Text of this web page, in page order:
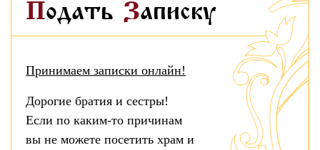
Подать Записку
Принимаем записки онлайн!
Дорогие братия и сестры!
Если по каким-то причинам
вы не можете посетить храм и